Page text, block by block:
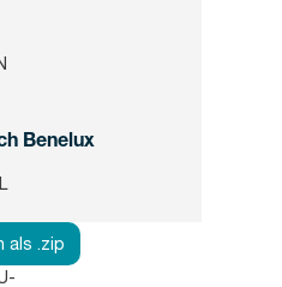
Benelux
als .zip